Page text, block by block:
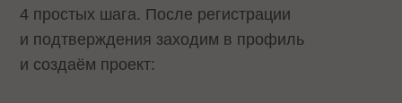
4 простых шага. После регистрации
и подтверждения заходим в профиль
и создаём проект: